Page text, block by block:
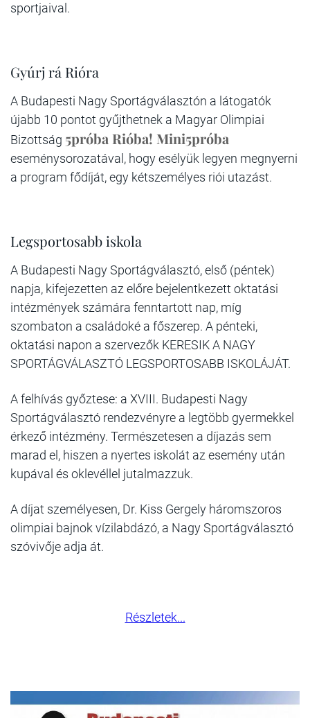
sportjaival.
Gyúrj rá Rióra
A Budapesti Nagy Sportágválasztón a látogatók
újabb 10 pontot gyűjthetnek a Magyar Olimpiai
Bizottság 5próba Rióba! Mini5próba
eseménysorozatával, hogy esélyük legyen megnyerni
a program fődíját, egy kétszemélyes riói utazást.
Legsportosabb iskola
A Budapesti Nagy Sportágválasztó, első (péntek)
napja, kifejezetten az előre bejelentkezett oktatási
intézmények számára fenntartott nap, míg
szombaton a családoké a főszerep. A pénteki,
oktatási napon a szervezők KERESIK A NAGY
SPORTÁGVÁLASZTÓ LEGSPORTOSABB ISKOLÁJÁT.
A felhívás győztese: a XVIII. Budapesti Nagy
Sportágválasztó rendezvényre a legtöbb gyermekkel
érkező intézmény. Természetesen a díjazás sem
marad el, hiszen a nyertes iskolát az esemény után
kupával és oklevéllel jutalmazzuk.
A díjat személyesen, Dr. Kiss Gergely háromszoros
olimpiai bajnok vízilabdázó, a Nagy Sportágválasztó
szóvivője adja át.
Részletek...